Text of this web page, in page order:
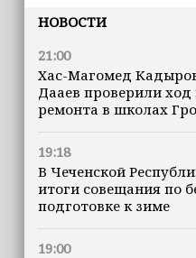
НОВОСТИ
21:00
Хас-Магомед
Дааев проверили ход
ремонта в школах
19:18
В Чеченской
итоги совещания по
подготовке к зиме
19:00